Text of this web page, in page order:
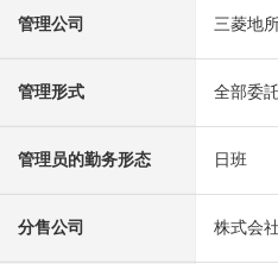
管理公司 三菱地
管理形式 全部委
管理员的勤务形态 日班
分售公司 株式会